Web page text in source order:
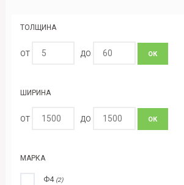
ТОЛЩИНА
ОТ ДО ОК
ШИРИНА
ОТ ДО ОК
МАРКА
Ф4 (2)